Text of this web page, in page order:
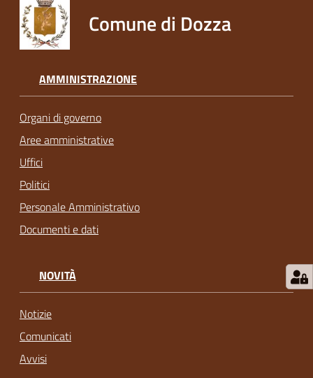
Comune di Dozza
AMMINISTRAZIONE
Organi di governo
Aree amministrative
Uffici
Politici
Personale Amministrativo
Documenti e dati
NOVITÀ
Notizie
Comunicati
Avvisi